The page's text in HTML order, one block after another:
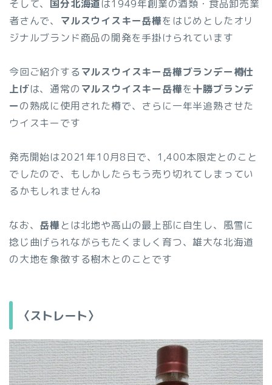
そして、 国分北海道は1949年創業の酒類・食品卸売業
者さんで、 マルスウイスキー岳樺をはじめとしたオリ
ジナルブランド商品の開発を手掛けられています
今回ご紹介する マルスウイスキー岳樺ブランデー樽仕
上げは、通常の マルスウイスキー岳樺を十勝ブランデ
ーの熟成に使用された樽で、さらに一年半追熟させた
ウイスキーです
発売開始は2021年10月8日で、1,400本限定とのこと
でしたので、もしかしたらもう売り切れてしまってい
るかもしれませんね
なお、 岳樺とは北地や高山の最上部に自生し、風雪に
捻じ曲げられながらもたくましく育つ、雄大な北海道
の大地を象徴する樹木とのことです
〈ストレート〉